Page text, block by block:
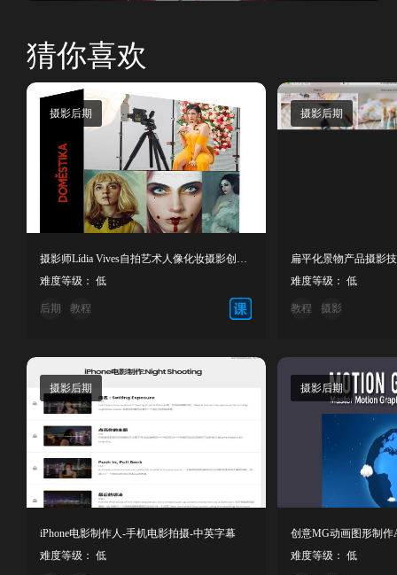
猜你喜欢
摄影后期
摄影师Lídia Vives自拍艺术人像化妆摄影创作教程中英字幕
难度等级： 低
后期 教程
摄影后期
难度等级： 低
教程 摄影
摄影后期
iPhone电影制作人-手机电影拍摄-中英字幕
难度等级： 低
摄影后期
创意MG动画图形制作
难度等级： 低